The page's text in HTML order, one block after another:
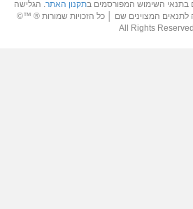
בתנאי השימוש המפורסמים בתקנון האתר. הגלישה
המצוינים שם │ כל הזכויות שמורות ® ™©
All Rights Reserved